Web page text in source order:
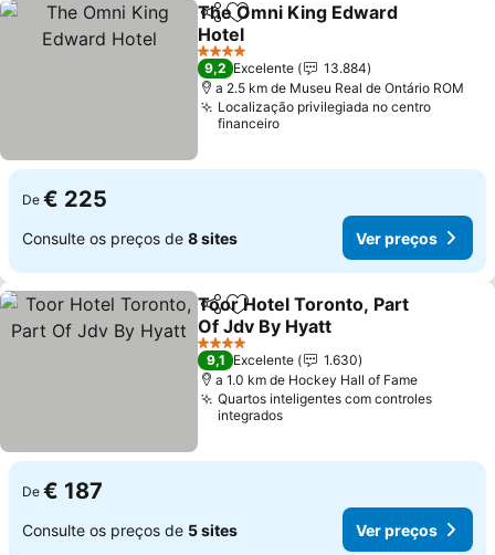
PartilharAdicionar aos favoritos
The Omni King Edward
Hotel
Ver preços
4 Estrelas
9,2 Excelente
13.884
a 2.5 km de Museu Real de Ontário ROM
Localização privilegiada no centro
financeiro
De € 225
Consulte os preços de 8 sites Ver preços
PartilharAdicionar aos favoritos
Toor Hotel Toronto, Part
Of Jdv By Hyatt
Ver preços
4 Estrelas
9,1 Excelente
1.630
a 1.0 km de Hockey Hall of Fame
Quartos inteligentes com controles
integrados
De € 187
Consulte os preços de 5 sites Ver preços